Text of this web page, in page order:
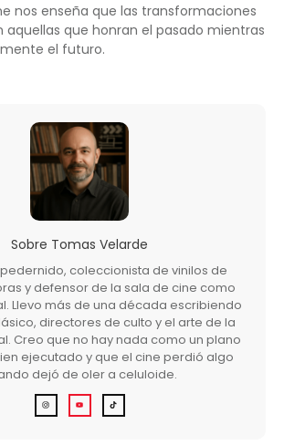
nos enseña que las transformaciones
aquellas que honran el pasado mientras
el futuro.
Sobre Tomas Velarde
coleccionista de vinilos de
y defensor de la sala de cine como
Llevo más de una década escribiendo
directores de culto y el arte de la
Creo que no hay nada como un plano
ejecutado y que el cine perdió algo
dejó de oler a celuloide.